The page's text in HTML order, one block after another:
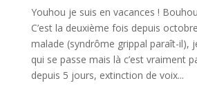
Youhou je suis en vacances !
C’est la deuxième fois depuis
malade (syndrôme grippal paraît-il),
qui se passe mais là c’est vraiment
depuis 5 jours, extinction de voix...